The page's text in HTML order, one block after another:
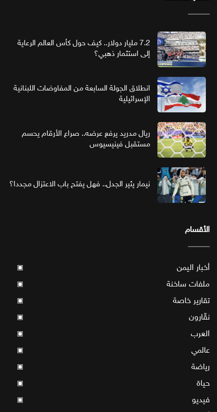
7.2 مليار دولار.. كيف حول كأس العالم الرعاية
إلى استثمار ذهبي؟
انطلاق الجولة السابعة من المفاوضات اللبنانية
الإسرائيلية
ريال مدريد يرفع عرضه.. صراع الأرقام يحسم
مستقبل فينيسيوس
نيمار يثير الجدل.. فهل يفتح باب الاعتزال مجددا؟
الأقسام
أخبار اليمن ▣
ملفات ساخنة ▣
تقارير خاصة ▣
نقّارون ▣
العرب ▣
عالمي ▣
رياضة ▣
حياة ▣
فيديو ▣